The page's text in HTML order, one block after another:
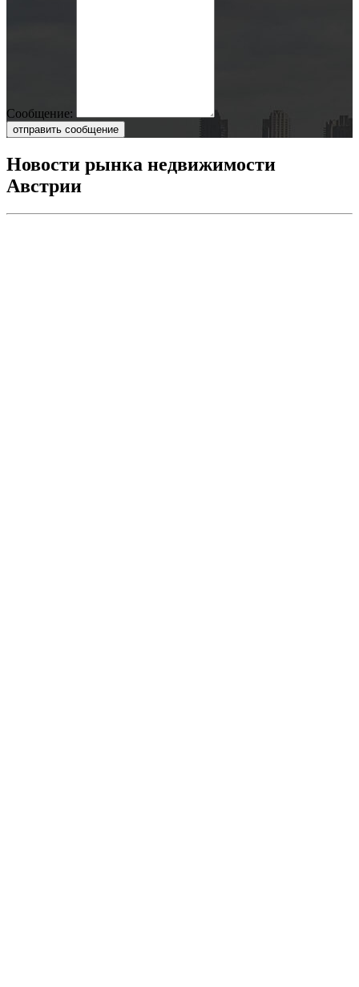
Сообщение:
отправить сообщение
Новости рынка недвижимости
Австрии